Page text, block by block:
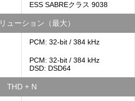
ESS SABREクラス 9038
ューション（最大）
PCM: 32-bit / 384 kHz
PCM: 32-bit / 384 kHz
DSD: DSD64
THD + N